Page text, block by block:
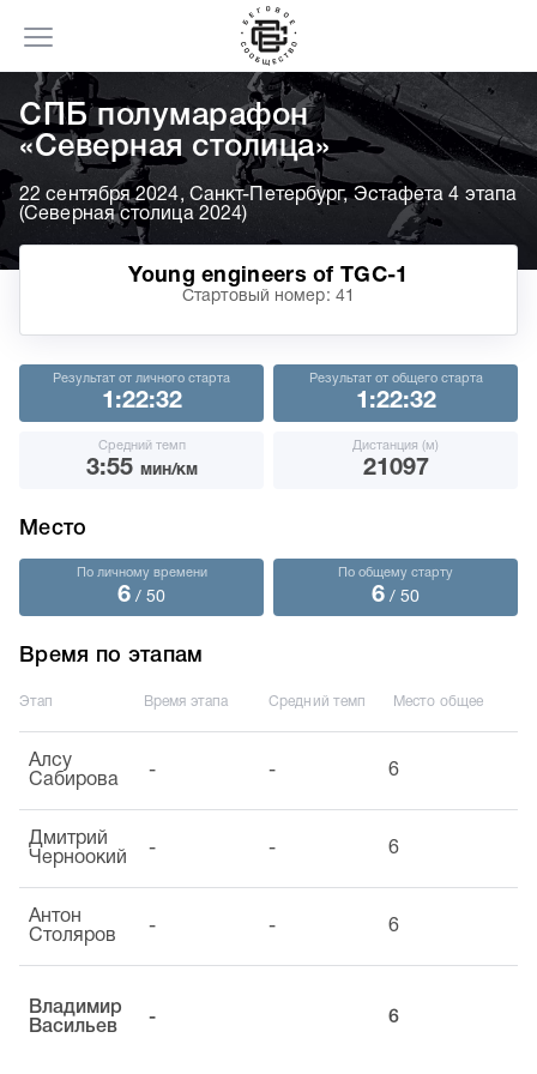
СПБ полумарафон
«Северная столица»
22 сентября 2024, Санкт-Петербург, Эстафета 4 этапа
(Северная столица 2024)
Young engineers of TGC-1
Стартовый номер: 41
Результат от личного старта
1:22:32
Результат от общего старта
1:22:32
Средний темп
3:55 мин/км
Дистанция (м)
21097
Место
По личному времени
6 / 50
По общему старту
6 / 50
Время по этапам
Этап Время этапа Средний темп Место общее
Алсу
Сабирова
- - 6
Дмитрий
Черноокий
- - 6
Антон
Столяров
- - 6
Владимир
Васильев
- 6